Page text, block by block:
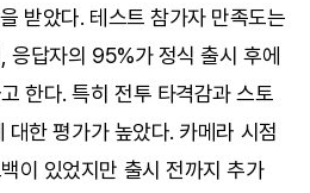
받았다. 테스트 참가자 만족도는
응답자의 95%가 정식 출시 후에
한다. 특히 전투 타격감과 스토
한 평가가 높았다. 카메라 시점
이 있었지만 출시 전까지 추가